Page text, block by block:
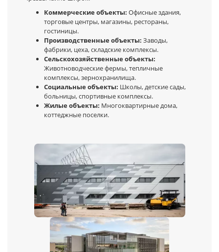
Коммерческие объекты: Офисные здания,
торговые центры, магазины, рестораны,
гостиницы.
Производственные объекты: Заводы,
фабрики, цеха, складские комплексы.
Сельскохозяйственные объекты:
Животноводческие фермы, тепличные
комплексы, зернохранилища.
Социальные объекты: Школы, детские сады,
больницы, спортивные комплексы.
Жилые объекты: Многоквартирные дома,
коттеджные поселки.